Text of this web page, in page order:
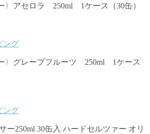
〉アセロラ 250ml 1ケース（30缶）
ング
〉グレープフルーツ 250ml 1ケース
ング
ー250ml 30缶入 ハードセルツァー オリ